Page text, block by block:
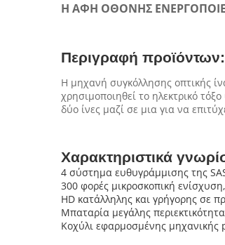
Η ΑΦΗ ΟΘΟΝΗΣ
Περιγραφή προϊόντων:
Η μηχανή συγκόλλησης οπτικής
χρησιμοποιηθεί το ηλεκτρικό
δύο ίνες μαζί σε μια για να
Χαρακτηριστικά
4 σύστημα ευθυγράμμισης της
300 φορές μικροσκοπική
HD κατάλληλης και γρήγορης σε
Μπαταρία μεγάλης
Κοχύλι εφαρμοσμένης μηχανικής